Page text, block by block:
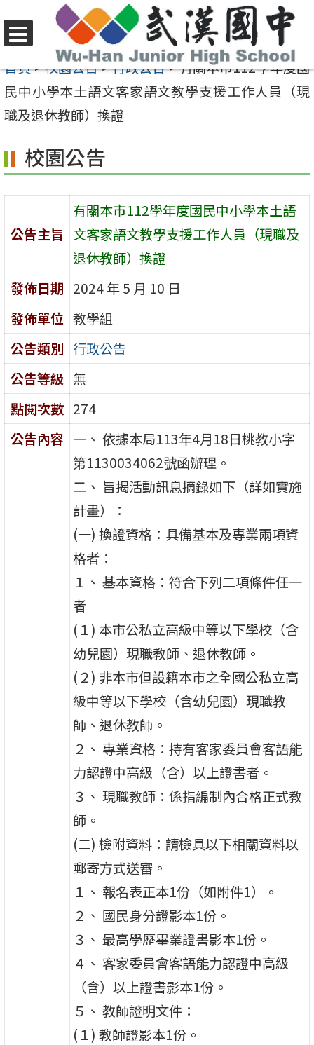
至
要
內
區
選
單
首頁>校園公告>行政公告>有關本市112學年度國
民中小學本土語文客家語文教學支援工作人員（現
職及退休教師）換證
校園公告
公告主旨
有關本市112學年度國民中小學本土語
文客家語文教學支援工作人員（現職及
退休教師）換證
發佈日期 2024 年 5 月 10 日
發佈單位 教學組
公告類別 行政公告
公告等級 無
點閱次數 274
公告內容 一、 依據本局113年4月18日桃教小字
第1130034062號函辦理。
二、 旨揭活動訊息摘錄如下（詳如實施
計畫）：
(一) 換證資格：具備基本及專業兩項資
格者：
１、 基本資格：符合下列二項條件任一
者
(１) 本市公私立高級中等以下學校（含
幼兒園）現職教師、退休教師。
(２) 非本市但設籍本市之全國公私立高
級中等以下學校（含幼兒園）現職教
師、退休教師。
２、 專業資格：持有客家委員會客語能
力認證中高級（含）以上證書者。
３、 現職教師：係指編制內合格正式教
師。
(二) 檢附資料：請檢具以下相關資料以
郵寄方式送審。
１、 報名表正本1份（如附件1）。
２、 國民身分證影本1份。
３、 最高學歷畢業證書影本1份。
４、 客家委員會客語能力認證中高級
（含）以上證書影本1份。
５、 教師證明文件：
(１) 教師證影本1份。